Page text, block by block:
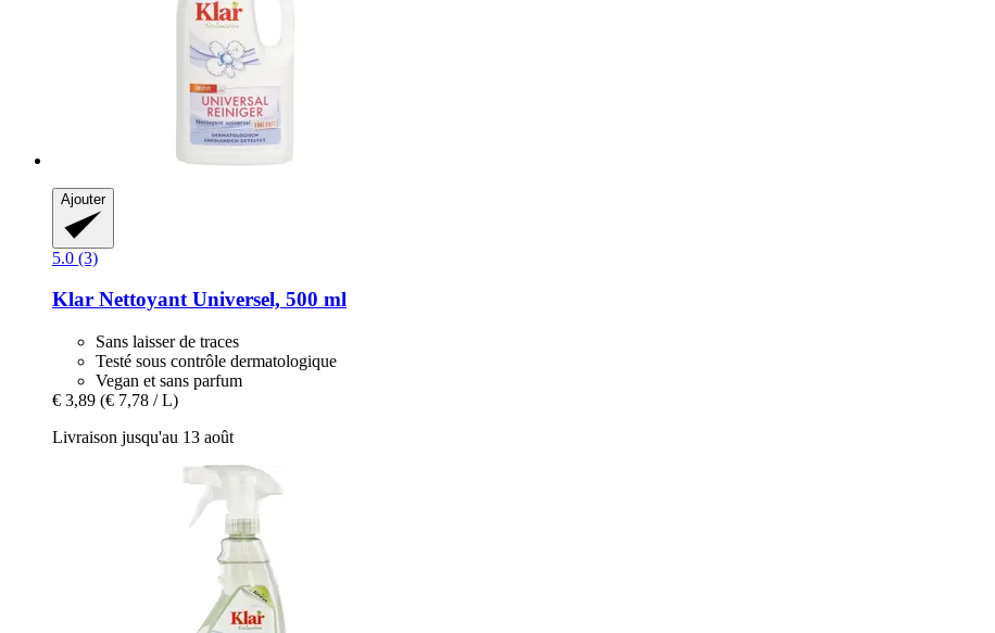
Ajouter
5.0 (3)
Klar Nettoyant Universel, 500 ml
Sans laisser de traces
Testé sous contrôle dermatologique
Vegan et sans parfum
€ 3,89 (€ 7,78 / L)
Livraison jusqu'au 13 août